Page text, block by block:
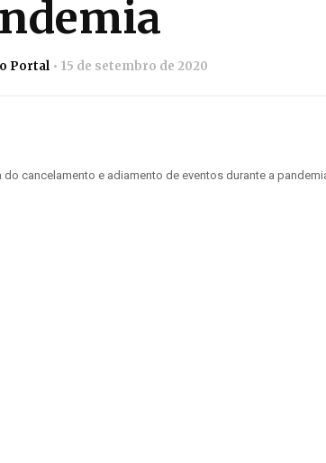
Portal 15 de setembro de 2020
cancelamento e adiamento de eventos durante a